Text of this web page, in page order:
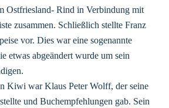
Ostfriesland- Rind in Verbindung mit
zusammen. Schließlich stellte Franz
vor. Dies war eine sogenannte
etwas abgeändert wurde um sein
Kiwi war Klaus Peter Wolff, der seine
und Buchempfehlungen gab. Sein